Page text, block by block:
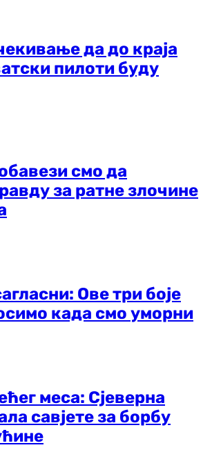
да до краја
пилоти буду
смо да
за ратне злочине
Ове три боје
када смо уморни
меса: Сјеверна
савјете за борбу